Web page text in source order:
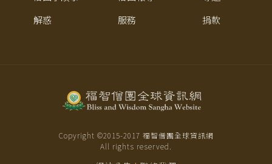
解惑
服務 捐款
Copyright ©2015-2017 福智僧團全球資訊網
All rights reserved.